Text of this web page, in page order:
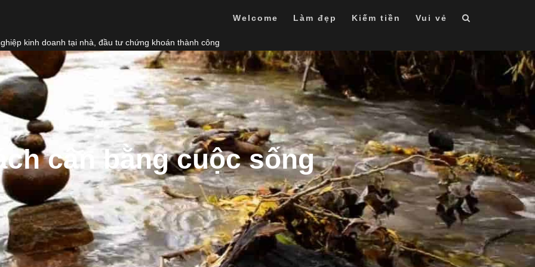
kinh doanh tại nhà, đầu tư chứng khoán thành công
Welcome Làm đẹp Kiếm tiền Vui vẻ
cân bằng cuộc sống